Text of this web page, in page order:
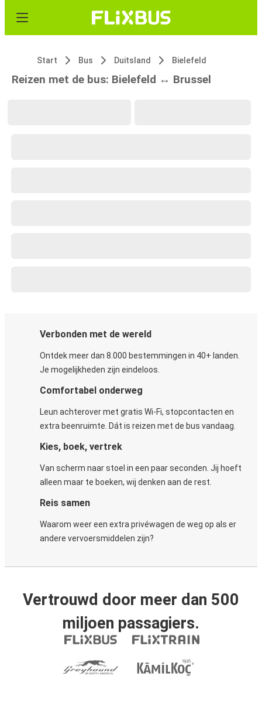
Start Bus Duitsland Bielefeld
Reizen met de bus: Bielefeld ↔ Brussel
Verbonden met de wereld
Ontdek meer dan 8.000 bestemmingen in 40+ landen.
Je mogelijkheden zijn eindeloos.
Comfortabel onderweg
Leun achterover met gratis Wi-Fi, stopcontacten en
extra beenruimte. Dát is reizen met de bus vandaag.
Kies, boek, vertrek
Van scherm naar stoel in een paar seconden. Jij hoeft
alleen maar te boeken, wij denken aan de rest.
Reis samen
Waarom weer een extra privéwagen de weg op als er
andere vervoersmiddelen zijn?
Vertrouwd door meer dan 500
miljoen passagiers.